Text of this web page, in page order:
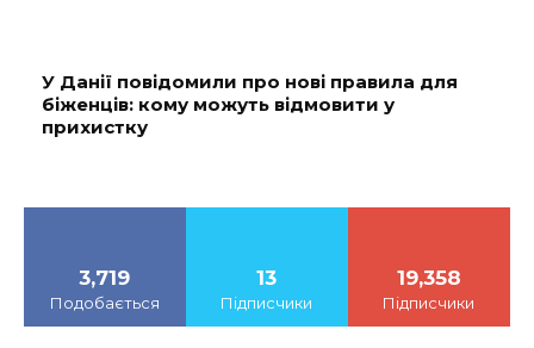
У Данії повідомили про нові правила для
біженців: кому можуть відмовити у
прихистку
3,719
Подобається
13
Підписчики
19,358
Підписчики